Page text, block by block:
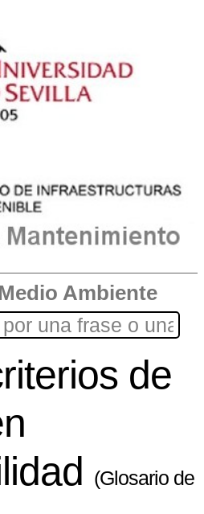
Ambiente
de
(Glosario de